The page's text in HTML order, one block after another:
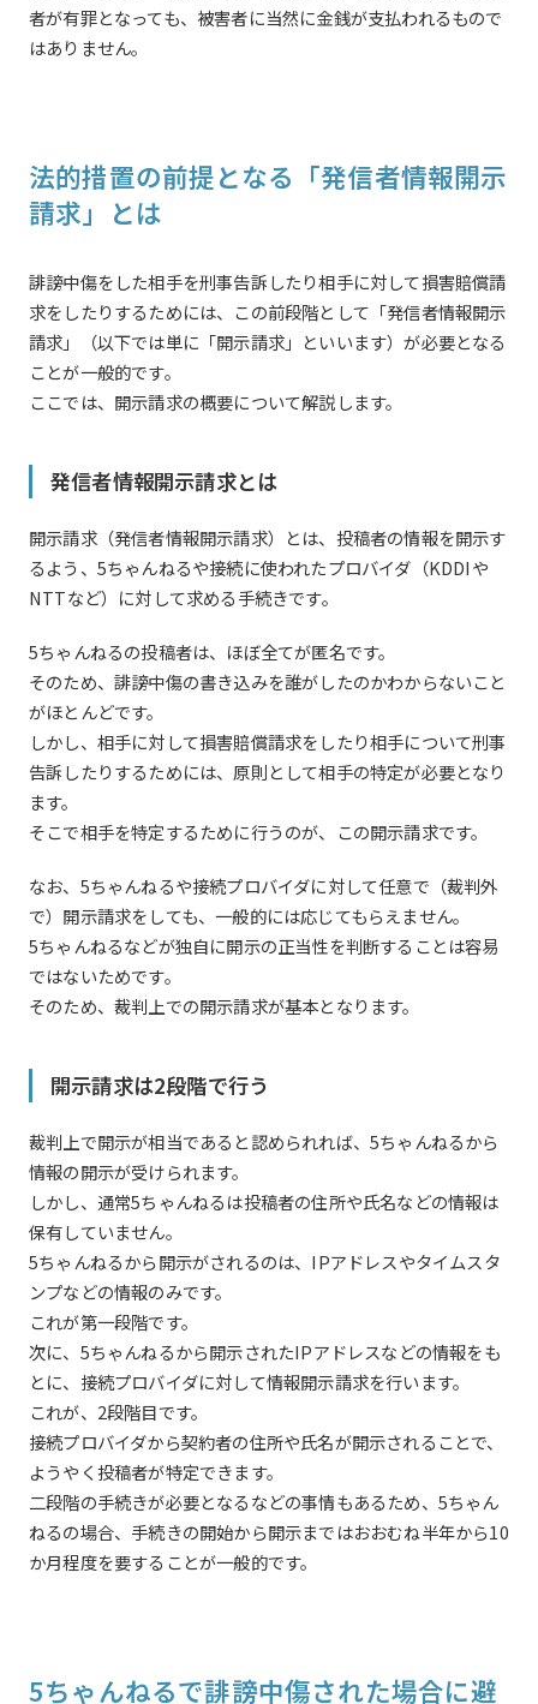
者が有罪となっても、被害者に当然に金銭が支払われるもので
はありません。
法的措置の前提となる「発信者情報開示
請求」とは
誹謗中傷をした相手を刑事告訴したり相手に対して損害賠償請
求をしたりするためには、この前段階として「発信者情報開示
請求」（以下では単に「開示請求」といいます）が必要となる
ことが一般的です。
ここでは、開示請求の概要について解説します。
発信者情報開示請求とは
開示請求（発信者情報開示請求）とは、投稿者の情報を開示す
るよう、5ちゃんねるや接続に使われたプロバイダ（KDDIや
NTTなど）に対して求める手続きです。
5ちゃんねるの投稿者は、ほぼ全てが匿名です。
そのため、誹謗中傷の書き込みを誰がしたのかわからないこと
がほとんどです。
しかし、相手に対して損害賠償請求をしたり相手について刑事
告訴したりするためには、原則として相手の特定が必要となり
ます。
そこで相手を特定するために行うのが、この開示請求です。
なお、5ちゃんねるや接続プロバイダに対して任意で（裁判外
で）開示請求をしても、一般的には応じてもらえません。
5ちゃんねるなどが独自に開示の正当性を判断することは容易
ではないためです。
そのため、裁判上での開示請求が基本となります。
開示請求は2段階で行う
裁判上で開示が相当であると認められれば、5ちゃんねるから
情報の開示が受けられます。
しかし、通常5ちゃんねるは投稿者の住所や氏名などの情報は
保有していません。
5ちゃんねるから開示がされるのは、IPアドレスやタイムスタ
ンプなどの情報のみです。
これが第一段階です。
次に、5ちゃんねるから開示されたIPアドレスなどの情報をも
とに、接続プロバイダに対して情報開示請求を行います。
これが、2段階目です。
接続プロバイダから契約者の住所や氏名が開示されることで、
ようやく投稿者が特定できます。
二段階の手続きが必要となるなどの事情もあるため、5ちゃん
ねるの場合、手続きの開始から開示まではおおむね半年から10
か月程度を要することが一般的です。
5ちゃんねるで誹謗中傷された場合に避